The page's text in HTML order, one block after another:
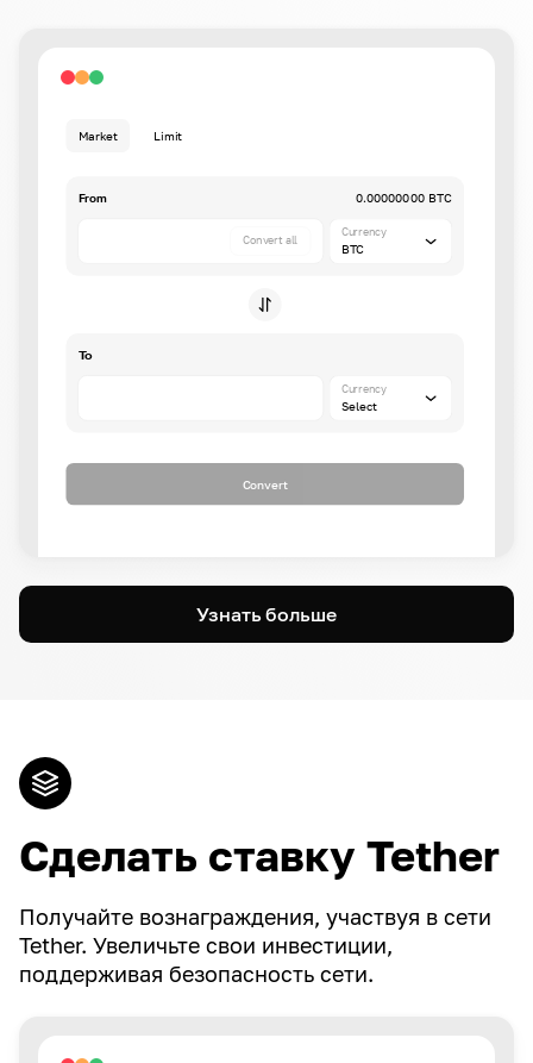
Market Limit
From 0.00000000 BTC
Convert all
Currency
BTC
To
Currency
Select
Convert
Узнать больше
Сделать ставку Tether
Получайте вознаграждения, участвуя в сети
Tether. Увеличьте свои инвестиции,
поддерживая безопасность сети.